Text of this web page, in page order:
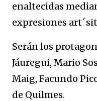
enaltecidas
expresiones
Serán los
Jáuregui, Mario
Maig, Facundo
de Quilmes.